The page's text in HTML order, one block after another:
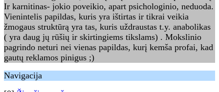
Ir karnitinas- jokio poveikio, apart psichologinio, neduoda.
Vienintelis papildas, kuris yra ištirtas ir tikrai veikia
žmogaus struktūrą yra tas, kuris uždraustas t.y. anabolikas
( yra daug jų rūšių ir skirtingiems tikslams) . Mokslinio
pagrindo neturi nei vienas papildas, kurį kemša profai, kad
gautų reklamos pinigus ;)
Navigacija